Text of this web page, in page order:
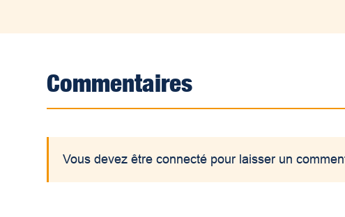
Commentaires
Vous devez être connecté pour laisser un